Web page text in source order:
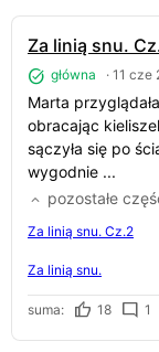
Za linią snu.
główna · 11 cze
Marta
obracając
sączyła się po
wygodnie ...
pozostałe
Za linią snu. Cz.2
Za linią snu.
suma: 18 1